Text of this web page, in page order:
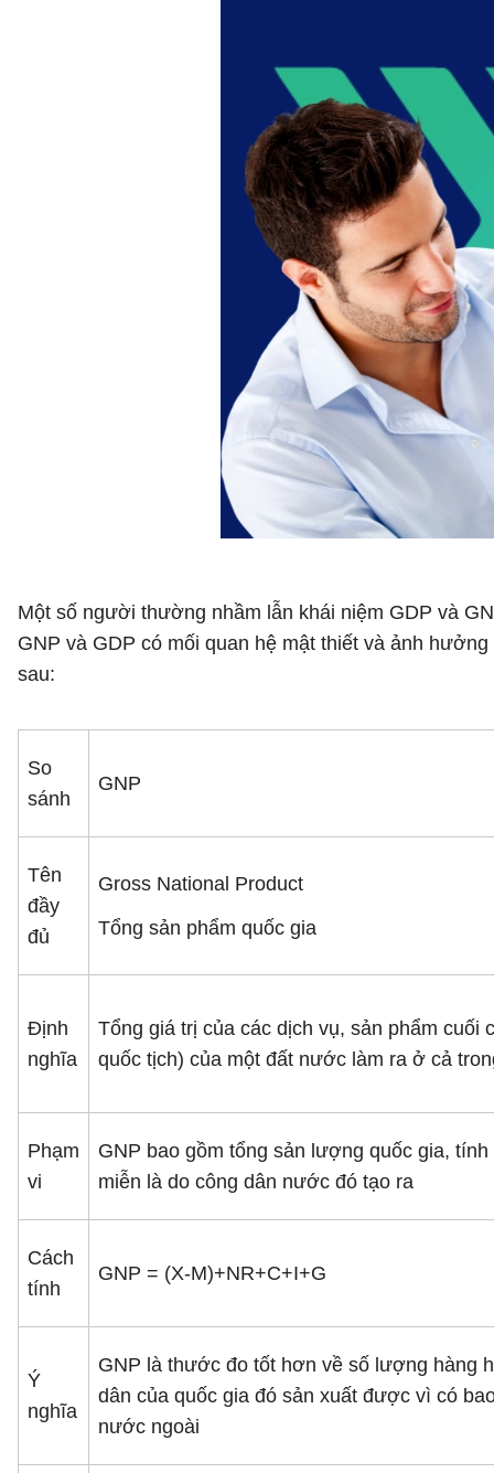
Một số người thường nhầm lẫn khái niệm GDP và
GNP và GDP có mối quan hệ mật thiết và ảnh
sau:
So
sánh
GNP
Tên
đầy
đủ
Gross National Product
Tổng sản phẩm quốc gia
Định
nghĩa
Tổng giá trị của các dịch vụ, sản phẩm cuối
quốc tịch) của một đất nước làm ra ở cả
Phạm
vi
GNP bao gồm tổng sản lượng quốc gia,
miễn là do công dân nước đó tạo ra
Cách
tính
GNP = (X-M)+NR+C+I+G
Ý
nghĩa
GNP là thước đo tốt hơn về số lượng hàng
dân của quốc gia đó sản xuất được vì có
nước ngoài